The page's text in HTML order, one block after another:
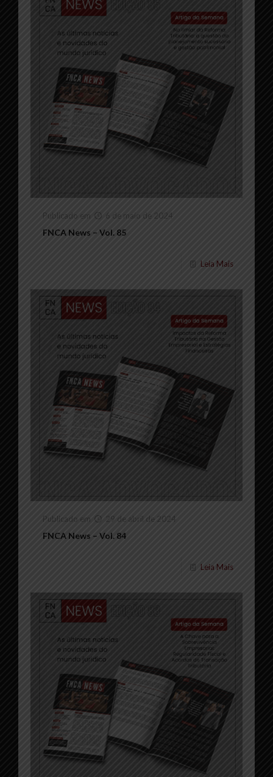
Publicado em 6 de maio de 2024
FNCA News – Vol. 85
Leia Mais
Publicado em 29 de abril de 2024
FNCA News – Vol. 84
Leia Mais